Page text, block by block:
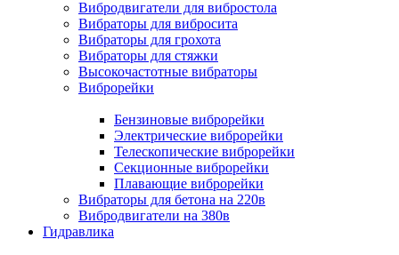
Вибродвигатели для вибростола
Вибраторы для вибросита
Вибраторы для грохота
Вибраторы для стяжки
Высокочастотные вибраторы
Виброрейки
Бензиновые виброрейки
Электрические виброрейки
Телескопические виброрейки
Секционные виброрейки
Плавающие виброрейки
Вибраторы для бетона на 220в
Вибродвигатели на 380в
Гидравлика